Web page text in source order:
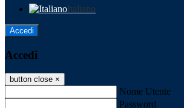
Italiano
Accedi
Accedi
button close ×
Nome Utente
Password